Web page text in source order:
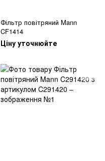
Фільтр повітряний Mann
CF1414
Ціну уточнюйте